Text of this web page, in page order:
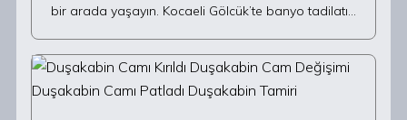
bir arada yaşayın. Kocaeli Gölcük’te banyo tadilatı…